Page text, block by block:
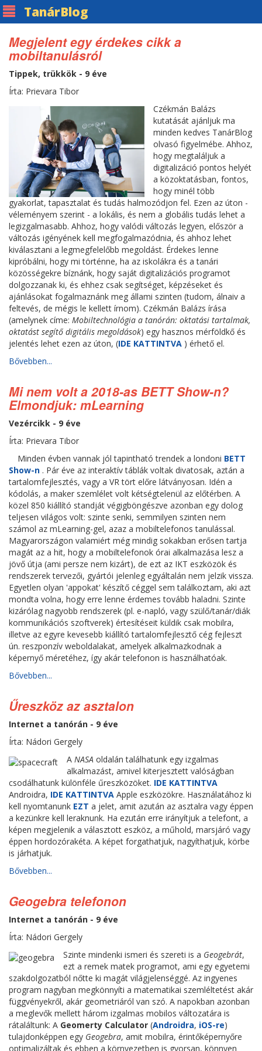
TanárBlog
Megjelent egy érdekes cikk a
mobiltanulásról
Tippek, trükkök - 9 éve
Írta: Prievara Tibor
Czékmán Balázs
kutatását ajánljuk ma
minden kedves TanárBlog
olvasó figyelmébe. Ahhoz,
hogy megtaláljuk a
digitalizáció pontos helyét
a közoktatásban, fontos,
hogy minél több
gyakorlat, tapasztalat és tudás halmozódjon fel. Ezen az úton -
véleményem szerint - a lokális, és nem a globális tudás lehet a
legizgalmasabb. Ahhoz, hogy valódi változás legyen, először a
változás igényének kell megfogalmazódnia, és ahhoz lehet
kiválasztani a legmegfelelőbb megoldást. Érdekes lenne
kipróbálni, hogy mi történne, ha az iskolákra és a tanári
közösségekre bíznánk, hogy saját digitalizációs programot
dolgozzanak ki, és ehhez csak segítséget, képzéseket és
ajánlásokat fogalmaznánk meg állami szinten (tudom, álnaiv a
feltevés, de mégis le kellett írnom). Czékmán Balázs írása
(amelynek címe: Mobiltechnológia a tanórán: oktatási tartalmak,
oktatást segítő digitális megoldások) egy hasznos mérföldkő és
jelentés lehet ezen az úton, (IDE KATTINTVA ) érhető el.
Bővebben...
Mi nem volt a 2018-as BETT Show-n?
Elmondjuk: mLearning
Vezércikk - 9 éve
Írta: Prievara Tibor
Minden évben vannak jól tapintható trendek a londoni BETT
Show-n . Pár éve az interaktív táblák voltak divatosak, aztán a
tartalomfejlesztés, vagy a VR tört előre látványosan. Idén a
kódolás, a maker szemlélet volt kétségtelenül az előtérben. A
közel 850 kiállító standját végigböngészve azonban egy dolog
teljesen világos volt: szinte senki, semmilyen szinten nem
számol az mLearning-gel, azaz a mobiltelefonos tanulással.
Magyarországon valamiért még mindig sokakban erősen tartja
magát az a hit, hogy a mobiltelefonok órai alkalmazása lesz a
jövő útja (ami persze nem kizárt), de ezt az IKT eszközök és
rendszerek tervezői, gyártói jelenleg egyáltalán nem jelzik vissza.
Egyetlen olyan 'appokat' készítő céggel sem találkoztam, aki azt
mondta volna, hogy erre lenne érdemes tovább haladni. Szinte
kizárólag nagyobb rendszerek (pl. e-napló, vagy szülő/tanár/diák
kommunikációs szoftverek) értesítéseit küldik csak mobilra,
illetve az egyre kevesebb kiállító tartalomfejlesztő cég fejleszt
ún. reszponzív weboldalakat, amelyek alkalmazkodnak a
képernyő méretéhez, így akár telefonon is használhatóak.
Bővebben...
Űreszköz az asztalon
Internet a tanórán - 9 éve
Írta: Nádori Gergely
A NASA oldalán találhatunk egy izgalmas
alkalmazást, amivel kiterjesztett valóságban
csodálhatunk különféle űreszközöket. IDE KATTINTVA
Androidra, IDE KATTINTVA Apple eszközökre. Használatához ki
kell nyomtanunk EZT a jelet, amit azután az asztalra vagy éppen
a kezünkre kell leraknunk. Ha ezután erre irányítjuk a telefont, a
képen megjelenik a választott eszköz, a műhold, marsjáró vagy
éppen hordozórakéta. A képet forgathatjuk, nagyíthatjuk, körbe
is járhatjuk.
Bővebben...
Geogebra telefonon
Internet a tanórán - 9 éve
Írta: Nádori Gergely
Szinte mindenki ismeri és szereti is a Geogebrát,
ezt a remek matek programot, ami egy egyetemi
szakdolgozatból nőtte ki magát világjelenséggé. Az ingyenes
program nagyban megkönnyíti a matematikai szemléltetést akár
függvényekről, akár geometriáról van szó. A napokban azonban
a meglevők mellett három izgalmas mobilos változatára is
rátaláltunk: A Geomerty Calculator (Androidra, iOS-re)
tulajdonképpen egy Geogebra, amit mobilra, érintőképernyőre
optimalizáltak és ebben a környezetben is gyorsan, könnyen